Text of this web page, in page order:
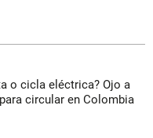
o cicla eléctrica? Ojo a
circular en Colombia